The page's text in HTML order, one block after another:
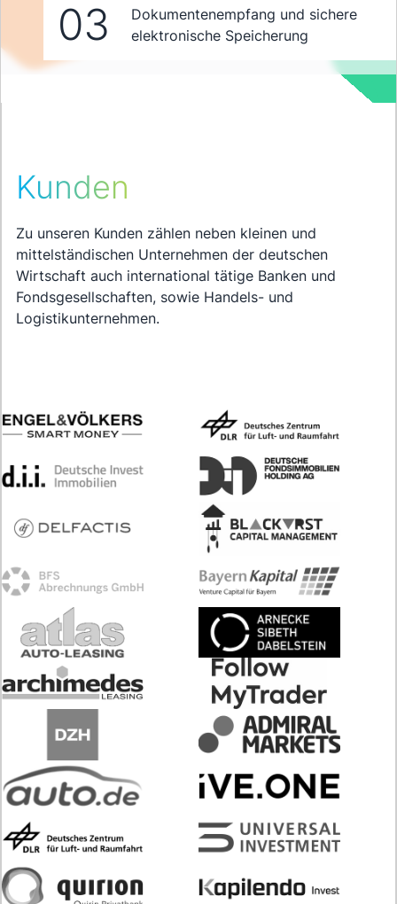
03
Dokumentenempfang und sichere
elektronische Speicherung
Kunden
Zu unseren Kunden zählen neben kleinen und
mittelständischen Unternehmen der deutschen
Wirtschaft auch international tätige Banken und
Fondsgesellschaften, sowie Handels- und
Logistikunternehmen.